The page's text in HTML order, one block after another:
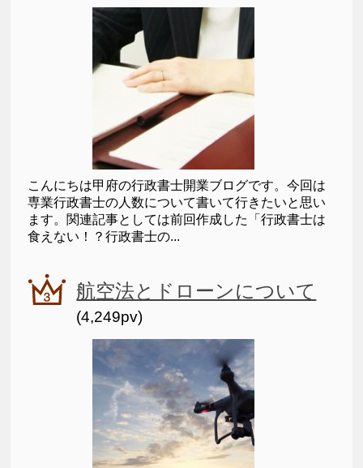
こんにちは甲府の行政書士開業ブログです。今回は
専業行政書士の人数について書いて行きたいと思い
ます。関連記事としては前回作成した「行政書士は
食えない！？行政書士の...
航空法とドローンについて
(4,249pv)